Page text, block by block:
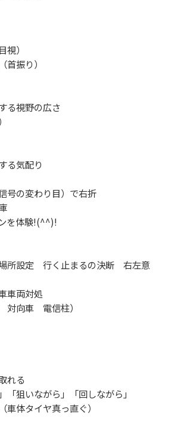
）
首振り）
る視野の広さ
る気配り
号の変わり目）で右折
を体験!(^^)!
所設定 行く止まるの決断 右左意
両対処
対向車 電信柱）
れる
「狙いながら」「回しながら」
車体タイヤ真っ直ぐ）